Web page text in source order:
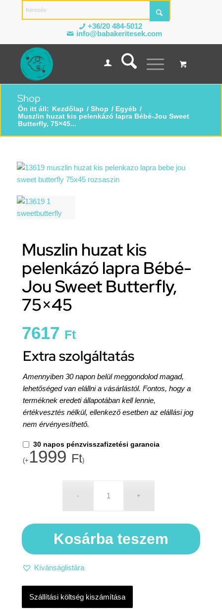
+36/20 484-5012
info@babakeritesek.com
Shop
Ön itt áll: Kezdőlap / Shop / Egyéb /
Muszlin huzat kis pelenkázó lapra Bébé-Jou Sweet
Butterfly, 75×45...
Muszlin huzat kis
pelenkázó lapra Bébé-
Jou Sweet Butterfly,
75×45
7617 Ft
Extra szolgáltatás
Amennyiben 30 napon belül meggondolod magad,
lehetőséged van elállni a vásárlástól. Fontos, hogy a
terméknek eredeti állapotában kell lennie,
értékvesztés nélkül, ellenkező esetben az elállási jog
nem érvényesíthető.
30 napos pénzvisszafizetési garancia
(+ 1999 Ft)
Kosárba teszem
Kívánságlistára
Szállítási költség kiszámítása